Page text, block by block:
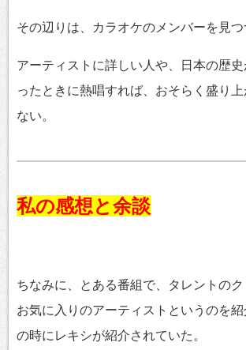
その辺りは、カラオケのメンバーを見つ
アーティストに詳しい人や、日本の歴
ったときに熱唱すれば、おそらく盛り
ない。
私の感想と余談
ちなみに、とある番組で、タレントの
お気に入りのアーティストというのを
の時にレキシが紹介されていた。